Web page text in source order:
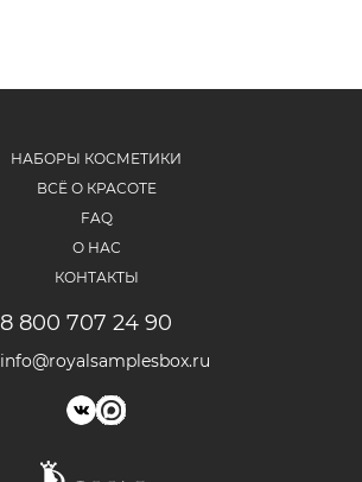
НАБОРЫ КОСМЕТИКИ
ВСЁ О КРАСОТЕ
FAQ
О НАС
КОНТАКТЫ
8 800 707 24 90
info@royalsamplesbox.ru